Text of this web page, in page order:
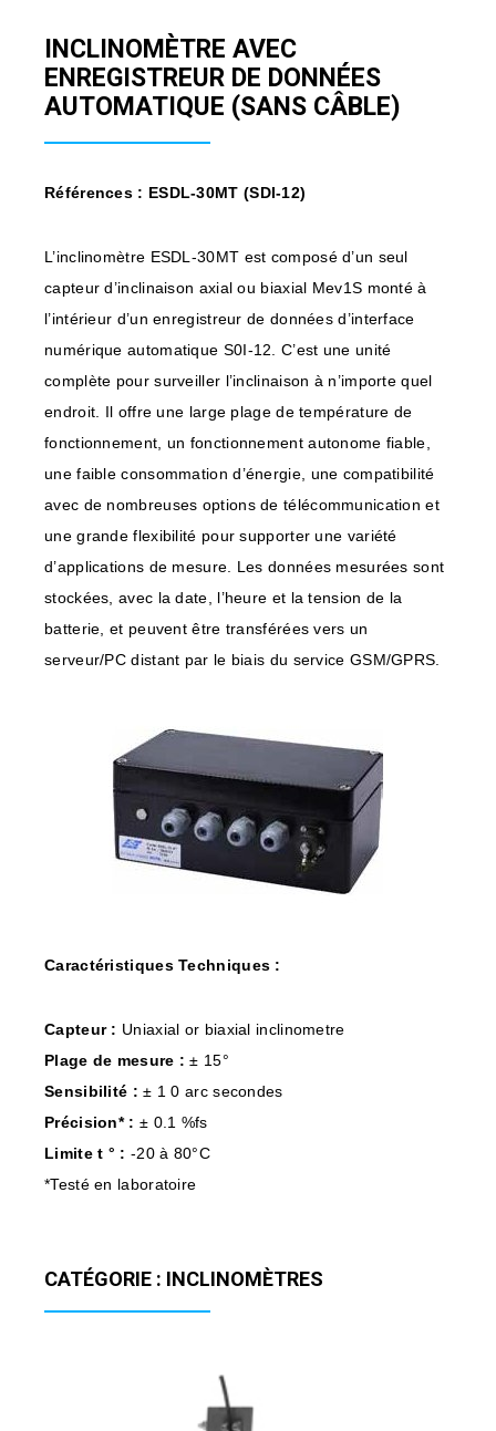
INCLINOMÈTRE AVEC
ENREGISTREUR DE DONNÉES
AUTOMATIQUE (SANS CÂBLE)
Références : ESDL-30MT (SDI-12)
L’inclinomètre ESDL-30MT est composé d’un seul
capteur d’inclinaison axial ou biaxial Mev1S monté à
l’intérieur d’un enregistreur de données d’interface
numérique automatique S0I-12. C’est une unité
complète pour surveiller l’inclinaison à n’importe quel
endroit. Il offre une large plage de température de
fonctionnement, un fonctionnement autonome fiable,
une faible consommation d’énergie, une compatibilité
avec de nombreuses options de télécommunication et
une grande flexibilité pour supporter une variété
d’applications de mesure. Les données mesurées sont
stockées, avec la date, l’heure et la tension de la
batterie, et peuvent être transférées vers un
serveur/PC distant par le biais du service GSM/GPRS.
Caractéristiques Techniques :
Capteur : Uniaxial or biaxial inclinometre
Plage de mesure : ± 15°
Sensibilité : ± 1 0 arc secondes
Précision* : ± 0.1 %fs
Limite t ° : -20 à 80°C
*Testé en laboratoire
CATÉGORIE : INCLINOMÈTRES